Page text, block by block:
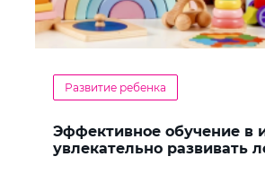
Развитие ребенка
Эффективное обучение в
увлекательно развивать